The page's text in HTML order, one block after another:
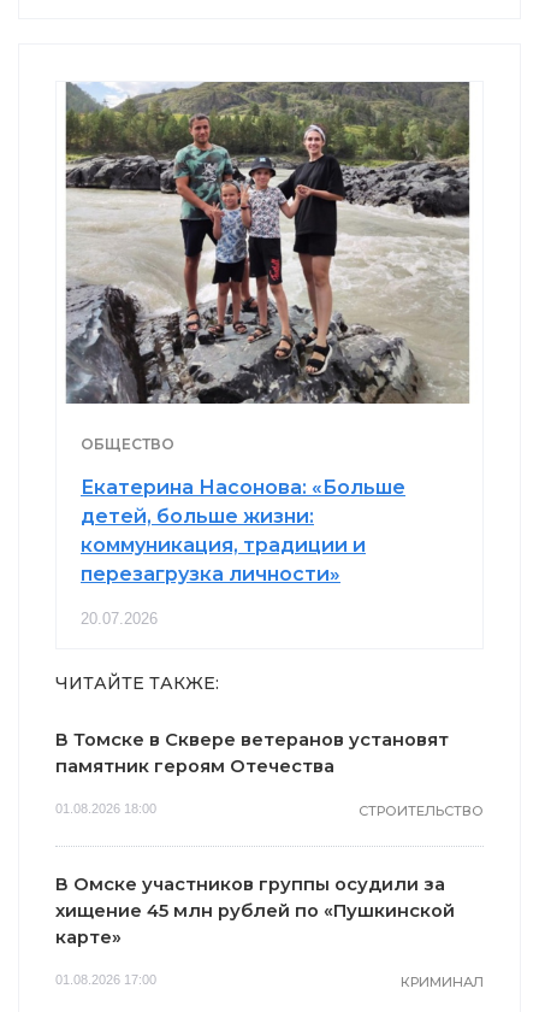
ОБЩЕСТВО
Екатерина Насонова: «Больше
детей, больше жизни:
коммуникация, традиции и
перезагрузка личности»
20.07.2026
ЧИТАЙТЕ ТАКЖЕ:
В Томске в Сквере ветеранов установят
памятник героям Отечества
01.08.2026 18:00 СТРОИТЕЛЬСТВО
В Омске участников группы осудили за
хищение 45 млн рублей по «Пушкинской
карте»
01.08.2026 17:00 КРИМИНАЛ